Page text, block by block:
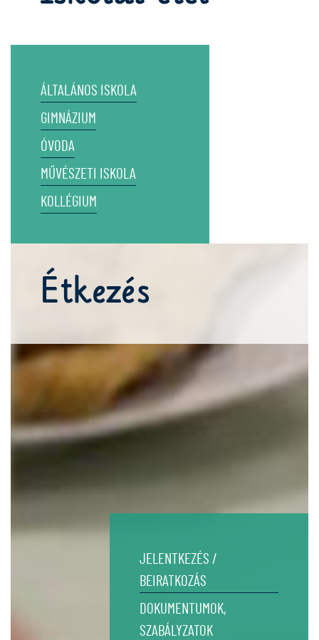
ÁLTALÁNOS ISKOLA
GIMNÁZIUM
ÓVODA
MŰVÉSZETI ISKOLA
KOLLÉGIUM
Étkezés
JELENTKEZÉS /
BEIRATKOZÁS
DOKUMENTUMOK,
SZABÁLYZATOK